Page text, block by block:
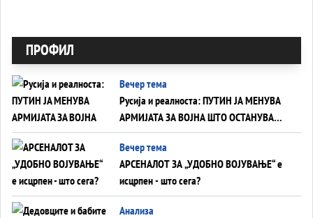
ПРОФИЛ
Вечер тема
Русија и реалноста: ПУТИН ЈА МЕНУВА
АРМИЈАТА ЗА ВОЈНА ШТО ОСТАНУВА
БЕЗ ФРОНТ
Вечер тема
АРСЕНАЛОТ ЗА „УДОБНО ВОЈУВАЊЕ“ е
исцрпен - што сега?
Анализа